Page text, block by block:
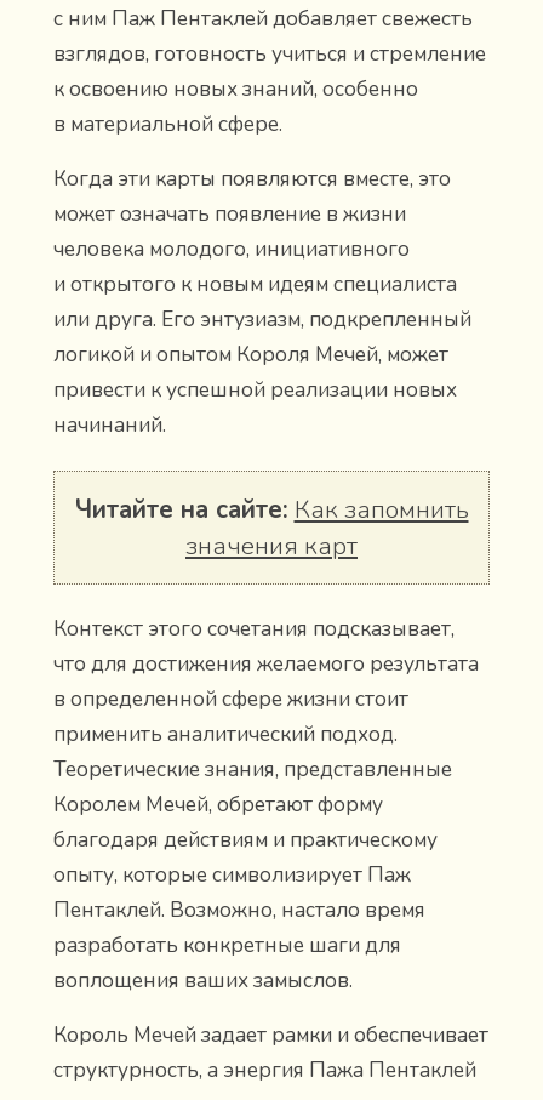
с ним Паж Пентаклей добавляет свежесть
взглядов, готовность учиться и стремление
к освоению новых знаний, особенно
в материальной сфере.
Когда эти карты появляются вместе, это
может означать появление в жизни
человека молодого, инициативного
и открытого к новым идеям специалиста
или друга. Его энтузиазм, подкрепленный
логикой и опытом Короля Мечей, может
привести к успешной реализации новых
начинаний.
Читайте на сайте: Как запомнить
значения карт
Контекст этого сочетания подсказывает,
что для достижения желаемого результата
в определенной сфере жизни стоит
применить аналитический подход.
Теоретические знания, представленные
Королем Мечей, обретают форму
благодаря действиям и практическому
опыту, которые символизирует Паж
Пентаклей. Возможно, настало время
разработать конкретные шаги для
воплощения ваших замыслов.
Король Мечей задает рамки и обеспечивает
структурность, а энергия Пажа Пентаклей